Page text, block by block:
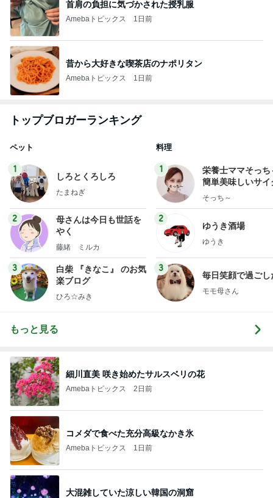
首肩の負担に気づかされた授乳服
Amebaトピックス 1日前
昔から大好きな喫茶店のナポリタン
Amebaトピックス 1日前
トップブロガーランキング
ペット
1
しろとくろしろ
たまねぎ
2
母さんは今日も世話を
やく
藤緒 ミルカ
3
白柴 『きなこ』 のお気
楽ブログ
ひろ☆みき
料理
1
栄養士ママそっち
簡単美味しいサイ
献立
そっち～
2
ゆうき酒場
ゆうき
3
毎日笑顔で過ごし
モモ母さん
もっと見る
細川直美 咲き始めたサルスベリの花
Amebaトピックス 2日前
コメダで食べた充分高級なかき氷
Amebaトピックス 1日前
大混雑していた涼しい韓国の洞窟